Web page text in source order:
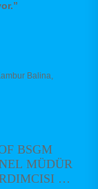
Balina
BSGM
MÜDÜR
VE